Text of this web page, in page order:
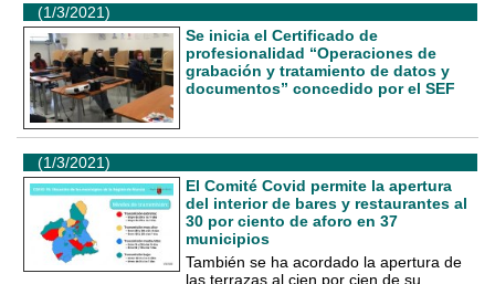
(1/3/2021)
Se inicia el Certificado de
profesionalidad “Operaciones de
grabación y tratamiento de datos y
documentos” concedido por el SEF
(1/3/2021)
El Comité Covid permite la apertura
del interior de bares y restaurantes al
30 por ciento de aforo en 37
municipios
También se ha acordado la apertura de
las terrazas al cien por cien de su